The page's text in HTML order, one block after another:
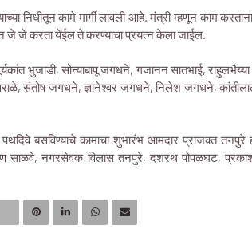
निधीतून कामे मार्गी लावली आहे. मंत्री म्हणून काम
जे जे करता येईल ते करण्याचा प्रयत्न केला जाईल.
भुजाडी, सोन्याबापू जगधने, गजानन सातभाई,
संतोष जगधने, ज्ञानेश्वर जगधने, निलेश जगधने,
बसविण्याचे कामाचा शुभारंभ आमदार प्राजक्त तनपुरे
साळवे, नगरसेवक विलास तनपुरे, दशरथ पोपळघट,